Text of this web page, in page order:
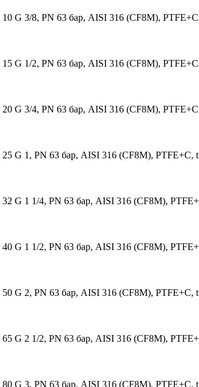
G 3/8, PN 63 бар, AISI 316 (CF8M),
G 1/2, PN 63 бар, AISI 316 (CF8M),
G 3/4, PN 63 бар, AISI 316 (CF8M),
G 1, PN 63 бар, AISI 316 (CF8M), PTFE+C,
G 1 1/4, PN 63 бар, AISI 316 (CF8M),
G 1 1/2, PN 63 бар, AISI 316 (CF8M),
G 2, PN 63 бар, AISI 316 (CF8M), PTFE+C,
G 2 1/2, PN 63 бар, AISI 316 (CF8M),
G 3, PN 63 бар, AISI 316 (CF8M), PTFE+C,